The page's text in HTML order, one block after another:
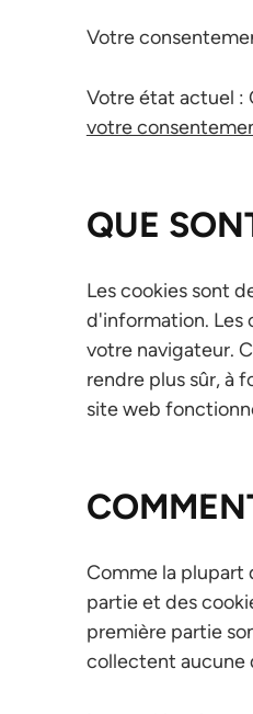
Votre
Votre état actuel :
votre
QUE
Les cookies sont
d'information. Les
votre navigateur.
rendre plus sûr, à
site web
Comme la plupart
partie et des
première partie
collectent aucune